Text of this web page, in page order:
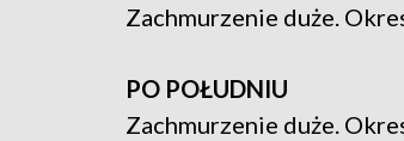
Zachmurzenie duże.
PO POŁUDNIU
Zachmurzenie duże.